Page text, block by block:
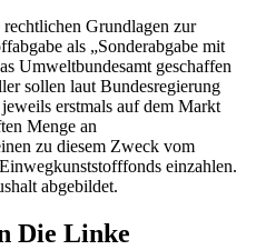
Grundlagen zur
als „Sonderabgabe mit
Umweltbundesamt geschaffen
sollen laut Bundesregierung
erstmals auf dem Markt
Menge an
zu diesem Zweck vom
einzahlen.
abgebildet.
Die Linke